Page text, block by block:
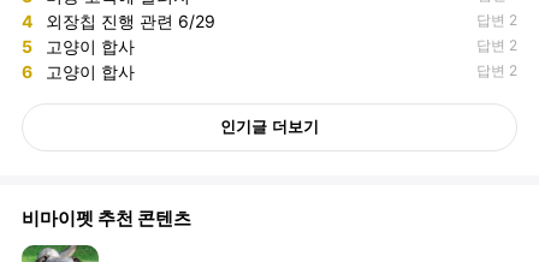
4 외장칩 진행 관련 6/29 답변 2
5 고양이 합사 답변 2
6 고양이 합사 답변 2
인기글 더보기
비마이펫 추천 콘텐츠